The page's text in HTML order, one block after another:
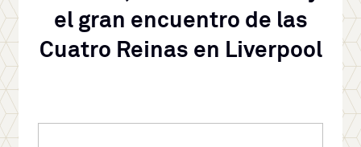
el gran encuentro de las
Cuatro Reinas en Liverpool